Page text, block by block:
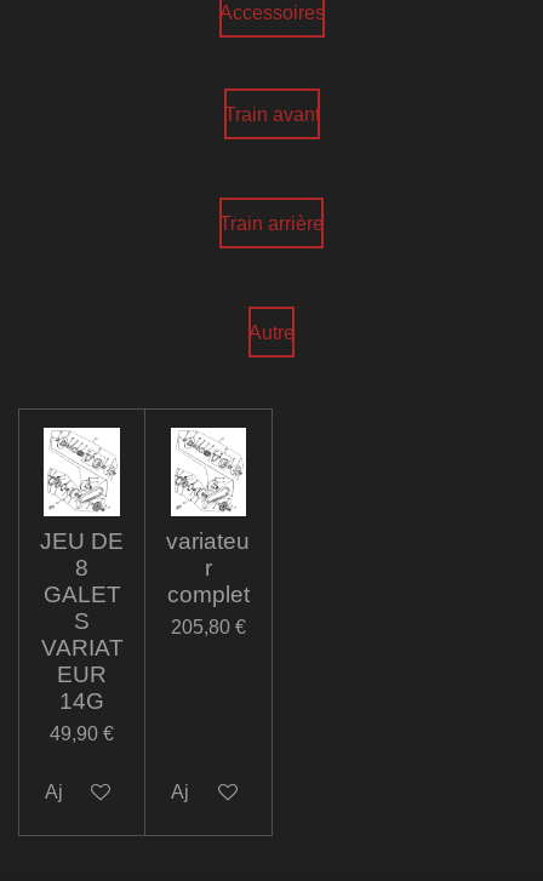
Accessoires
Train avant
Train arrière
Autre
JEU DE
8
GALET
S
VARIAT
EUR
14G
49,90 €
Ajouter au panier
variateu
r
complet
205,80 €
Ajouter au panier